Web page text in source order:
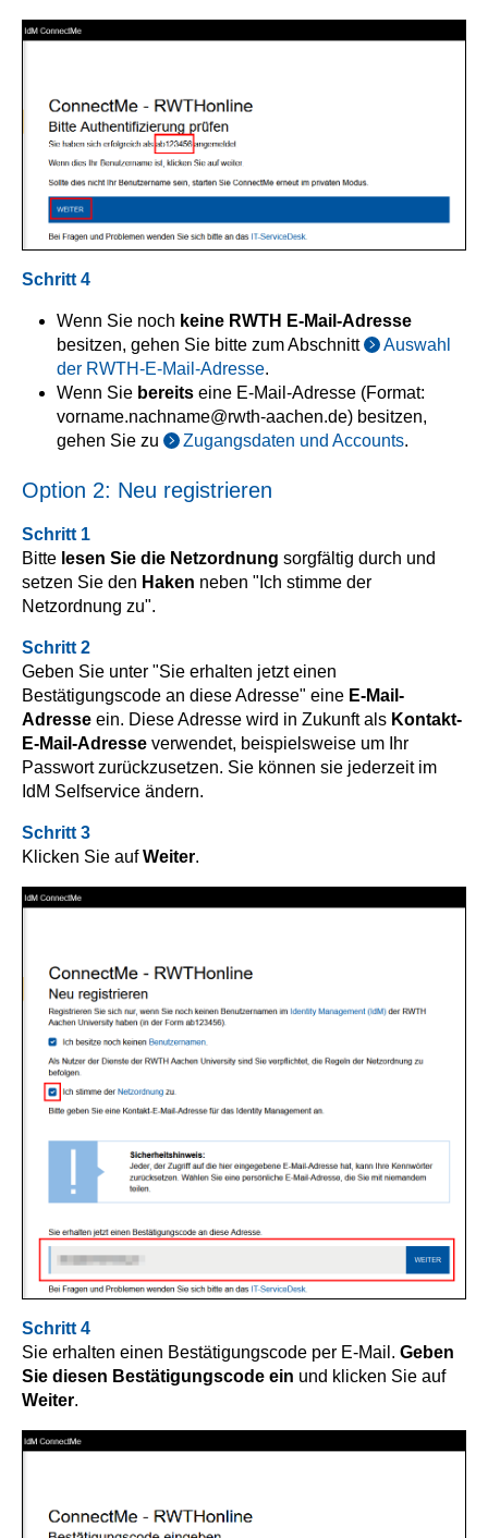
Schritt 4
Wenn Sie noch keine RWTH E-Mail-Adresse
besitzen, gehen Sie bitte zum Abschnitt
Auswahl
der RWTH-E-Mail-Adresse.
Wenn Sie bereits eine E-Mail-Adresse (Format:
vorname.nachname@rwth-aachen.de) besitzen,
gehen Sie zu
Zugangsdaten und Accounts.
Option 2: Neu registrieren
Schritt 1
Bitte lesen Sie die Netzordnung sorgfältig durch und
setzen Sie den Haken neben "Ich stimme der
Netzordnung zu".
Schritt 2
Geben Sie unter "Sie erhalten jetzt einen
Bestätigungscode an diese Adresse" eine E-Mail-
Adresse ein. Diese Adresse wird in Zukunft als Kontakt-
E-Mail-Adresse verwendet, beispielsweise um Ihr
Passwort zurückzusetzen. Sie können sie jederzeit im
IdM Selfservice ändern.
Schritt 3
Klicken Sie aufWeiter.
Schritt 4
Sie erhalten einen Bestätigungscode per E-Mail. Geben
Sie diesen Bestätigungscode ein und klicken Sie auf
Weiter.